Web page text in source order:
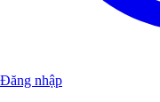
Đăng nhập